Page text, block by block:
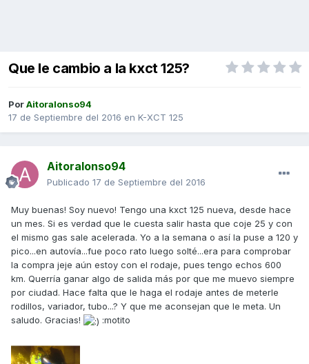
Que le cambio a la kxct 125?
PorAitoralonso94
17 de Septiembre del 2016 en K-XCT 125
Aitoralonso94
Publicado 17 de Septiembre del 2016
Muy buenas! Soy nuevo! Tengo una kxct 125 nueva, desde hace
un mes. Si es verdad que le cuesta salir hasta que coje 25 y con
el mismo gas sale acelerada. Yo a la semana o así la puse a 120 y
pico...en autovía...fue poco rato luego solté...era para comprobar
la compra jeje aún estoy con el rodaje, pues tengo echos 600
km. Querría ganar algo de salida más por que me muevo siempre
por ciudad. Hace falta que le haga el rodaje antes de meterle
rodillos, variador, tubo...? Y que me aconsejan que le meta. Un
saludo. Gracias!
:motito